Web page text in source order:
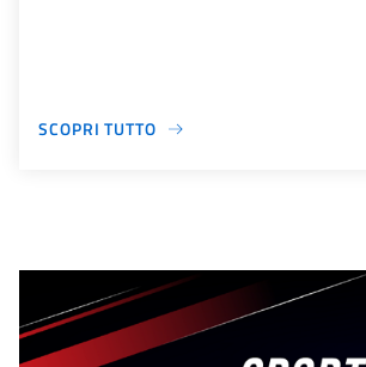
SCOPRI TUTTO